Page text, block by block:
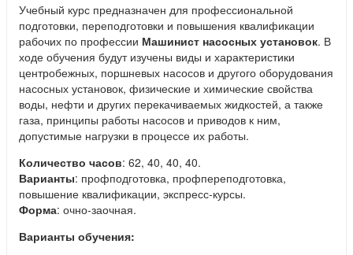
Учебный курс предназначен для профессиональной
подготовки, переподготовки и повышения квалификации
рабочих по профессии Машинист насосных установок. В
ходе обучения будут изучены виды и характеристики
центробежных, поршневых насосов и другого оборудования
насосных установок, физические и химические свойства
воды, нефти и других перекачиваемых жидкостей, а также
газа, принципы работы насосов и приводов к ним,
допустимые нагрузки в процессе их работы.
Количество часов: 62, 40, 40, 40.
Варианты: профподготовка, профпереподготовка,
повышение квалификации, экспресс-курсы.
Форма: очно-заочная.
Варианты обучения: